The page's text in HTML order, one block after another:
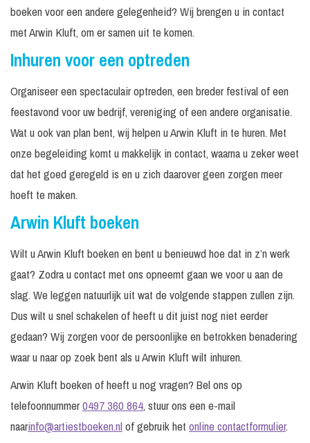
boeken voor een andere gelegenheid? Wij brengen u in contact
met Arwin Kluft, om er samen uit te komen.
Inhuren voor een optreden
Organiseer een spectaculair optreden, een breder festival of een
feestavond voor uw bedrijf, vereniging of een andere organisatie.
Wat u ook van plan bent, wij helpen u Arwin Kluft in te huren. Met
onze begeleiding komt u makkelijk in contact, waarna u zeker weet
dat het goed geregeld is en u zich daarover geen zorgen meer
hoeft te maken.
Arwin Kluft boeken
Wilt u Arwin Kluft boeken en bent u benieuwd hoe dat in z’n werk
gaat? Zodra u contact met ons opneemt gaan we voor u aan de
slag. We leggen natuurlijk uit wat de volgende stappen zullen zijn.
Dus wilt u snel schakelen of heeft u dit juist nog niet eerder
gedaan? Wij zorgen voor de persoonlijke en betrokken benadering
waar u naar op zoek bent als u Arwin Kluft wilt inhuren.
Arwin Kluft boeken of heeft u nog vragen? Bel ons op
telefoonnummer0497 360 864, stuur ons een e-mail
naarinfo@artiestboeken.nlof gebruik het online contactformulier.